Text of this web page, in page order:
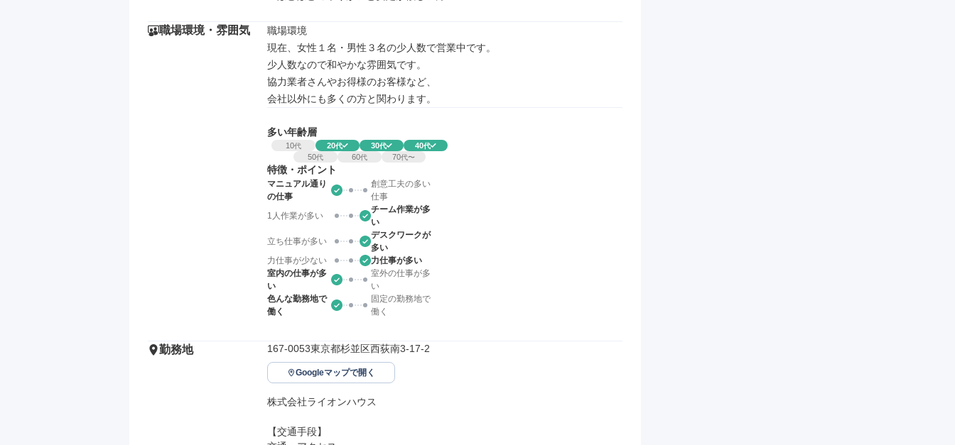
職場環境・雰囲気
職場環境
現在、女性１名・男性３名の少人数で営業中です。
少人数なので和やかな雰囲気です。
協力業者さんやお得様のお客様など、
会社以外にも多くの方と関わります。
多い年齢層
10代 20代 30代 40代
50代 60代 70代〜
特徴・ポイント
マニュアル通り
の仕事
創意工夫の多い
仕事
1人作業が多い
チーム作業が多
い
立ち仕事が多い
デスクワークが
多い
力仕事が少ない
力仕事が多い
室内の仕事が多
い
室外の仕事が多
い
色んな勤務地で
働く
固定の勤務地で
働く
勤務地 167-0053東京都杉並区西荻南3-17-2
Googleマップで開く
株式会社ライオンハウス
【交通手段】